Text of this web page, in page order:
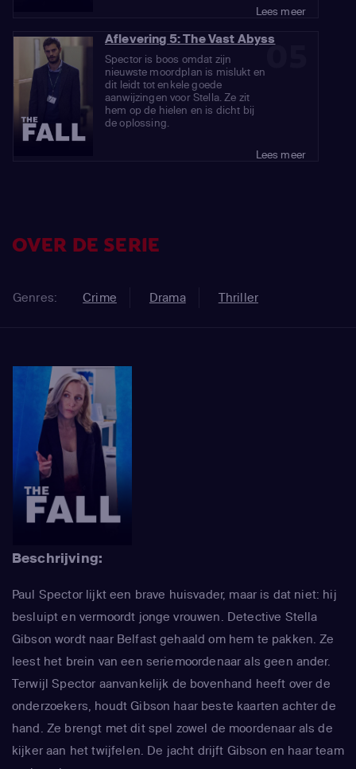
Lees meer
05
Aflevering 5: The Vast Abyss
Spector is boos omdat zijn
nieuwste moordplan is mislukt en
dit leidt tot enkele goede
aanwijzingen voor Stella. Ze zit
hem op de hielen en is dicht bij
de oplossing.
Lees meer
OVER DE SERIE
Genres: Crime Drama Thriller
Beschrijving:
Paul Spector lijkt een brave huisvader, maar is dat niet: hij
besluipt en vermoordt jonge vrouwen. Detective Stella
Gibson wordt naar Belfast gehaald om hem te pakken. Ze
leest het brein van een seriemoordenaar als geen ander.
Terwijl Spector aanvankelijk de bovenhand heeft over de
onderzoekers, houdt Gibson haar beste kaarten achter de
hand. Ze brengt met dit spel zowel de moordenaar als de
kijker aan het twijfelen. De jacht drijft Gibson en haar team